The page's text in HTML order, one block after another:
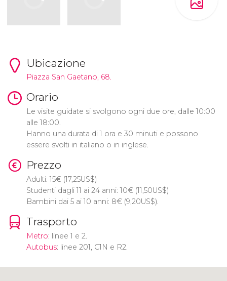
Ubicazione
Piazza San Gaetano, 68.
Orario
Le visite guidate si svolgono ogni due ore, dalle 10:00
alle 18:00.
Hanno una durata di 1 ora e 30 minuti e possono
essere svolti in italiano o in inglese.
Prezzo
Adulti: 15€(17,25US$)
Studenti dagli 11 ai 24 anni: 10€(11,50US$)
Bambini dai 5 ai 10 anni: 8€(9,20US$).
Trasporto
Metro: linee 1 e 2.
Autobus: linee 201, C1N e R2.